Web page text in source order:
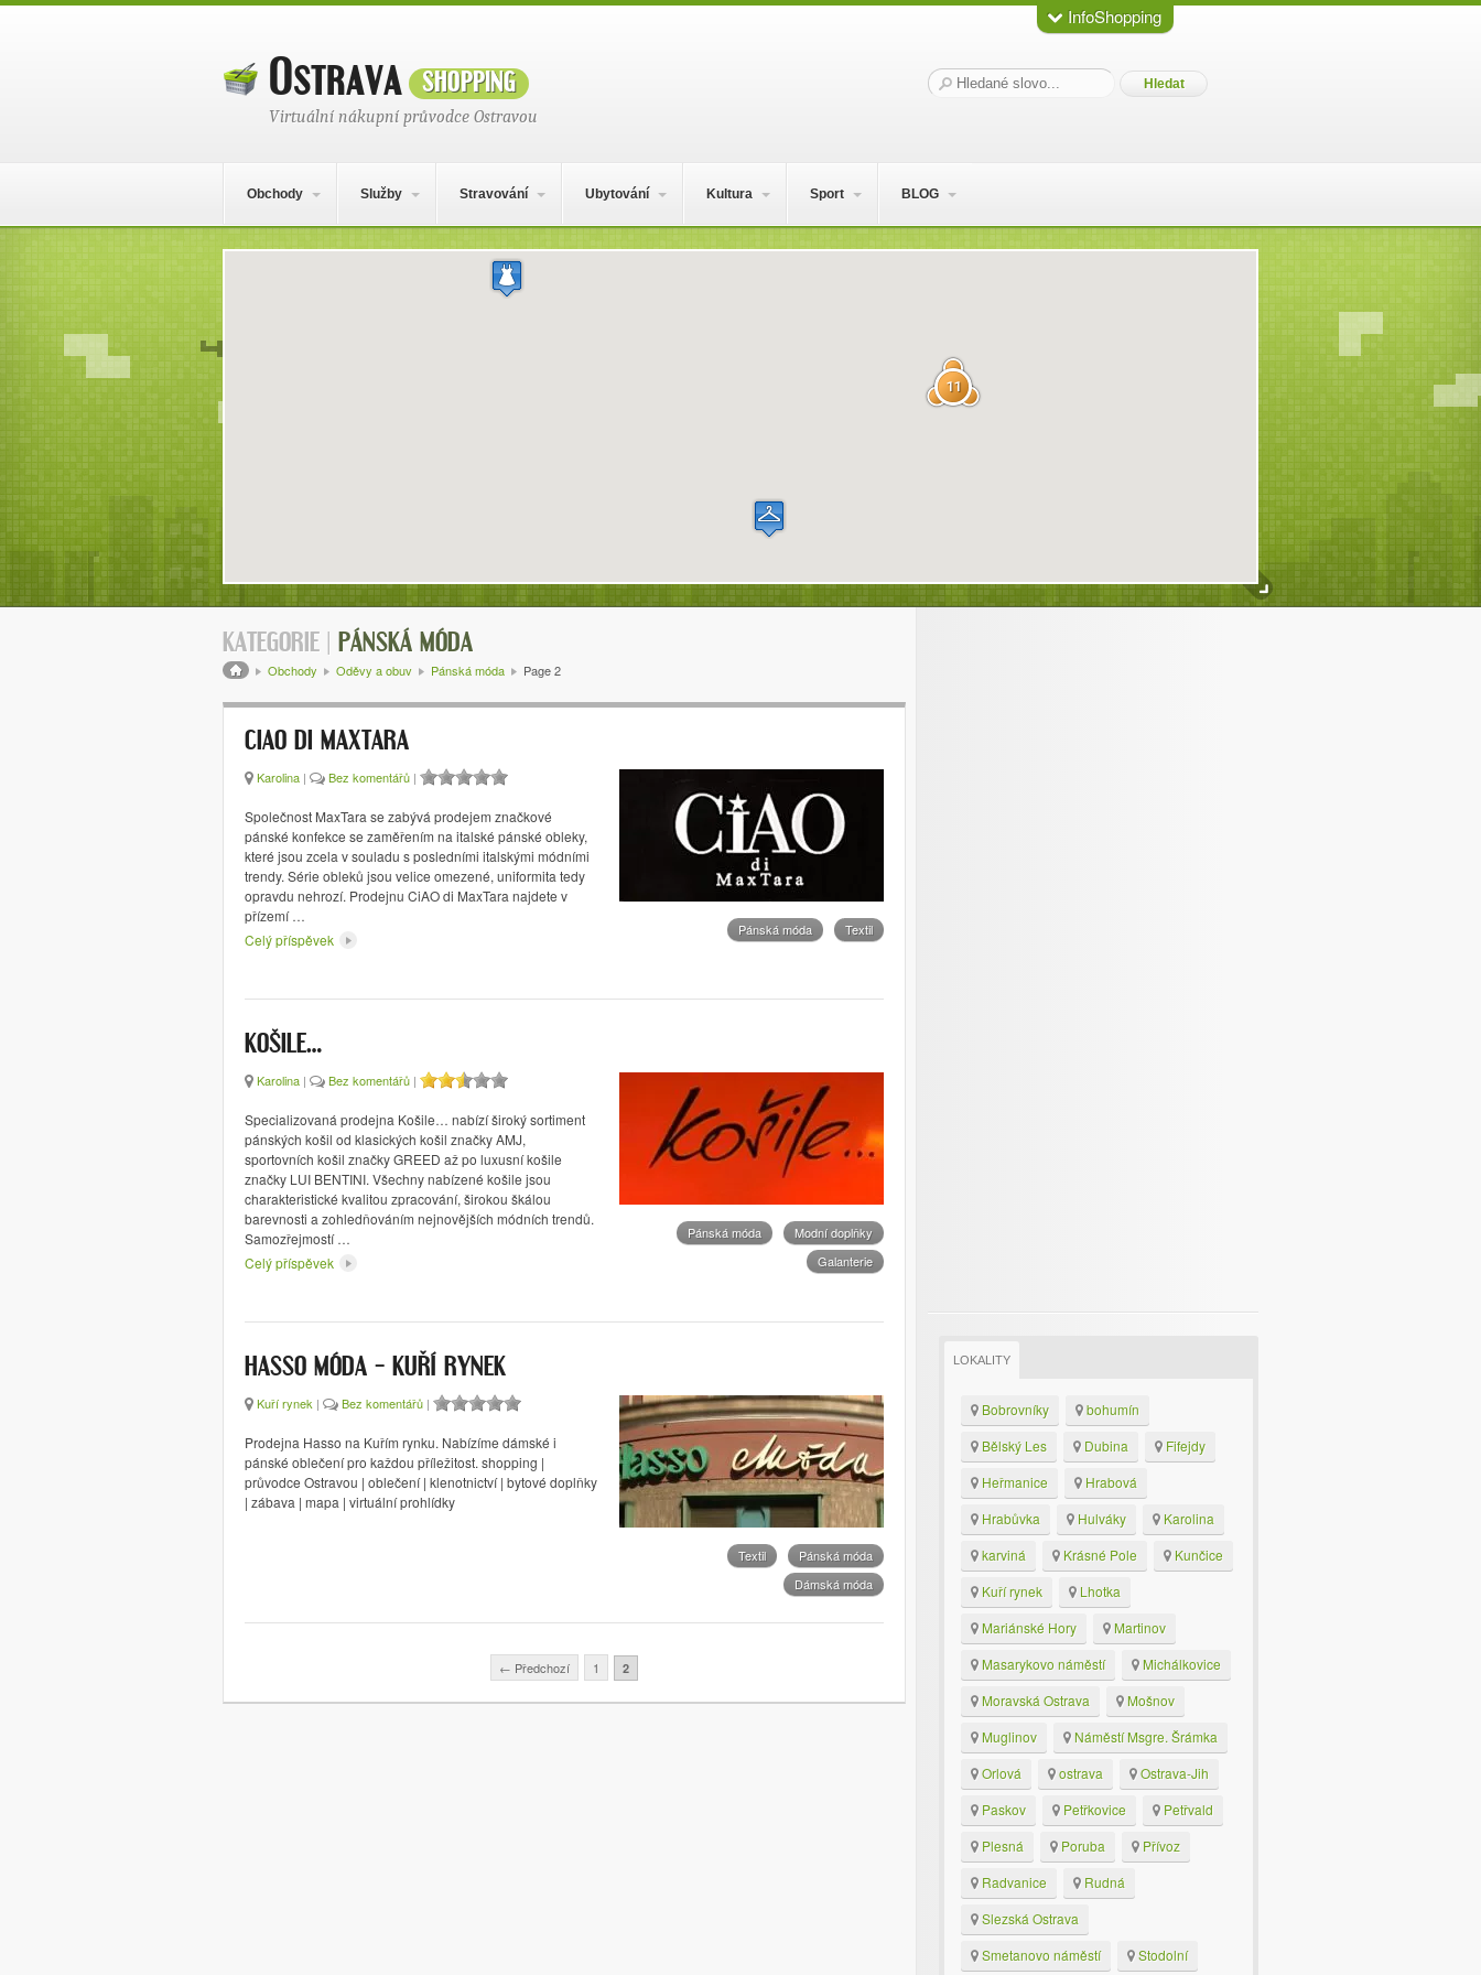
Ostravashopping
Virtuální nákupní průvodce Ostravou
Hledat:
Obchody Služby Stravování Ubytování Kultura Sport BLOG
Mapa obsahu
11
KATEGORIE | PÁNSKÁ MÓDA
Drobečková navigace
Obchody Oděvy a obuv Pánská móda Page 2
CIAO DI MAXTARA
Pánská móda Textil
Karolina | Bez komentářů |
Společnost MaxTara se zabývá prodejem značkové
pánské konfekce se zaměřením na italské pánské obleky,
které jsou zcela v souladu s posledními italskými módními
trendy. Série obleků jsou velice omezené, uniformita tedy
opravdu nehrozí. Prodejnu CiAO di MaxTara najdete v
přízemí …
Celý příspěvek
KOŠILE…
Pánská móda
Modní doplňky
Galanterie
Karolina | Bez komentářů |
Specializovaná prodejna Košile… nabízí široký sortiment
pánských košil od klasických košil značky AMJ,
sportovních košil značky GREED až po luxusní košile
značky LUI BENTINI. Všechny nabízené košile jsou
charakteristické kvalitou zpracování, širokou škálou
barevnosti a zohledňováním nejnovějších módních trendů.
Samozřejmostí …
Celý příspěvek
HASSO MÓDA – KUŘÍ RYNEK
Textil
Pánská móda
Dámská móda
Kuří rynek | Bez komentářů |
Prodejna Hasso na Kuřím rynku. Nabízíme dámské i
pánské oblečení pro každou příležitost. shopping |
průvodce Ostravou | oblečení | klenotnictví | bytové doplňky
| zábava | mapa | virtuální prohlídky
← Předchozí 1 2
LOKALITY
Bobrovníky
bohumín
Bělský Les
Dubina
Fifejdy
Heřmanice
Hrabová
Hrabůvka
Hulváky
Karolina
karviná
Krásné Pole
Kunčice
Kuří rynek
Lhotka
Mariánské Hory
Martinov
Masarykovo náměstí
Michálkovice
Moravská Ostrava
Mošnov
Muglinov
Náměstí Msgre. Šrámka
Orlová
ostrava
Ostrava-Jih
Paskov
Petřkovice
Petřvald
Plesná
Poruba
Přívoz
Radvanice
Rudná
Slezská Ostrava
Smetanovo náměstí
Stodolní
InfoShopping